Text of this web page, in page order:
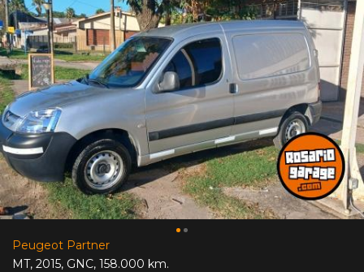
Peugeot Partner
MT, 2015, GNC, 158.000 km.